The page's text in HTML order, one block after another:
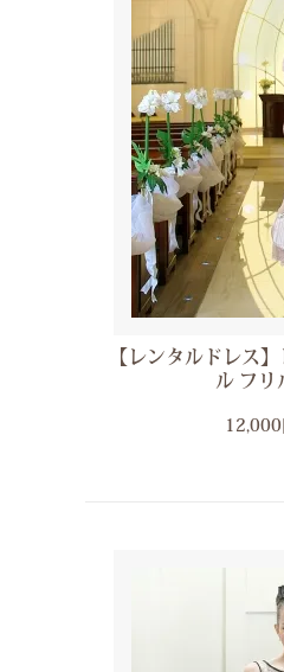
【レンタルドレス
ル フ